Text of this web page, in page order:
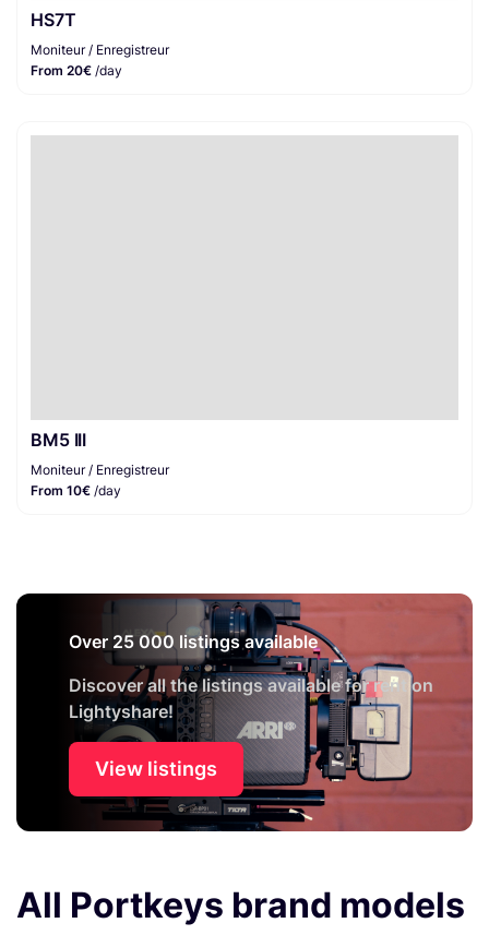
HS7T
Moniteur / Enregistreur
From 20€ /day
BM5 III
Moniteur / Enregistreur
From 10€ /day
Over 25 000 listings available
Discover all the listings available for rent on
Lightyshare!
View listings
All Portkeys brand models